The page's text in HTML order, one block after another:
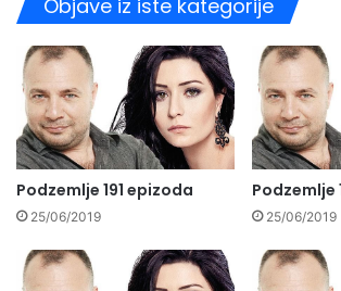
Objave iz iste kategorije
Podzemlje 191 epizoda
25/06/2019
Podzemlje
25/06/2019